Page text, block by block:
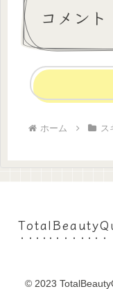
コメント
ホーム ス
© 2023